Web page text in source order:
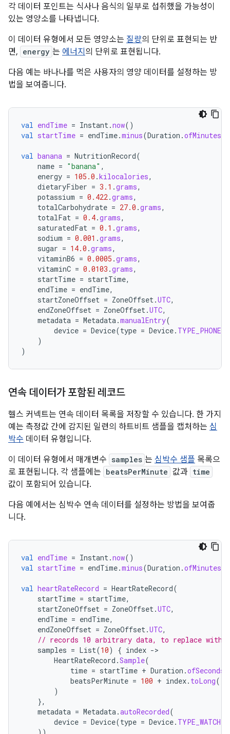
각 데이터 포인트는 식사나 음식의 일부로 섭취했을 가능성이
있는 영양소를 나타냅니다.
이 데이터 유형에서 모든 영양소는 질량의 단위로 표현되는 반
면, energy 는 에너지 의 단위로 표현됩니다.
다음 예는 바나나를 먹은 사용자의 영양 데이터를 설정하는 방
법을 보여줍니다.
val endTime = Instant.now()
val startTime = endTime.minus(Duration .ofMinutes
val banana = NutritionRecord(
name = "banana" ,
energy = 105.0 .kilocalories,
dietaryFiber = 3.1 .grams,
potassium = 0.422.grams,
totalCarbohydrate = 27.0 .grams,
totalFat = 0.4.grams,
saturatedFat = 0.1 .grams,
sodium = 0.001 .grams,
sugar = 14.0 .grams,
vitaminB6 = 0.0005 .grams,
vitaminC = 0.0103 .grams,
startTime = startTime,
endTime = endTime,
startZoneOffset = ZoneOffset.UTC,
endZoneOffset = ZoneOffset.UTC,
metadata = Metadata.manualEntry(
device = Device(type = Device. TYPE_PHONE
)
)
연속 데이터가 포함된 레코드
헬스 커넥트는 연속 데이터 목록을 저장할 수 있습니다. 한 가지
예는 측정값 간에 감지된 일련의 하트비트 샘플을 캡처하는 심
박수 데이터 유형입니다.
이 데이터 유형에서 매개변수 samples 는 심박수 샘플 목록으
로 표현됩니다. 각 샘플에는 beatsPerMinute 값과 time
값이 포함되어 있습니다.
다음 예에서는 심박수 연속 데이터를 설정하는 방법을 보여줍
니다.
val endTime = Instant.now()
val startTime = endTime.minus(Duration .ofMinutes
val heartRateRecord = HeartRateRecord(
startTime = startTime,
startZoneOffset = ZoneOffset.UTC,
endTime = endTime,
endZoneOffset = ZoneOffset.UTC,
// records 10 arbitrary data, to replace with
samples = List(10) { index -
HeartRateRecord .Sample(
time = startTime + Duration .ofSeconds
beatsPerMinute = 100 + index. toLong(),
)
},
metadata = Metadata.autoRecorded(
device = Device(type = Device. TYPE_WATCH